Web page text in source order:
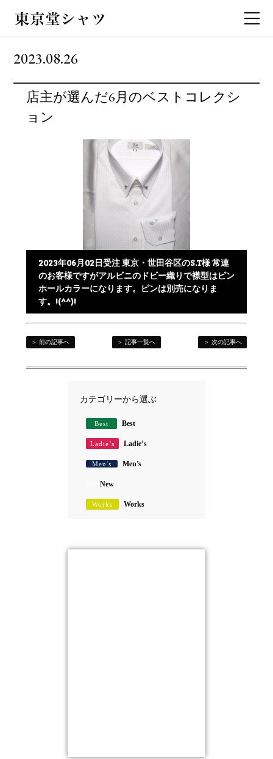
2023.08.26
店主が選んだ6月のベストコレクシ
ョン
2023年06月02日受注 東京・世田谷区のS.T様 常連
のお客様ですがアルビニのドビー織りで襟型はピン
ホールカラーになります。ピンは別売になりま
す。!(^^)!
＞ 前の記事へ ＞ 記事一覧へ ＞ 次の記事へ
カテゴリーから選ぶ
Best Best
Ladie’s Ladie’s
Men's Men's
New
Works Works